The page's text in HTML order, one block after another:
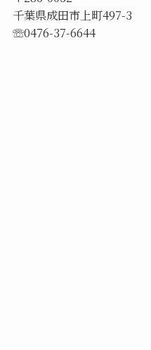
千葉県成田市上町497-3
☏0476-37-6644